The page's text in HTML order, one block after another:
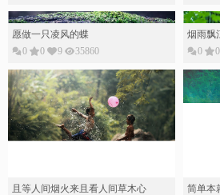
愿做一只凌风的蝶
0
0 9 35860
烟雨飘
0
0
且等人间烟火来且看人间草木心
简单本